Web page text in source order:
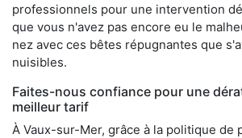
professionnels pour une intervention
que vous n'avez pas encore eu le
nez avec ces bêtes répugnantes que
nuisibles.
Faites-nous confiance pour une
meilleur tarif
À Vaux-sur-Mer, grâce à la politique de